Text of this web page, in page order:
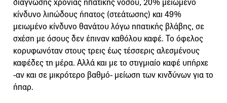
κίνδυνο λιπώδους ήπατος (στεάτωσης) και 49%
μειωμένο κίνδυνο θανάτου λόγω ηπατικής βλάβης, σε
σχέση με όσους δεν έπιναν καθόλου καφέ. Το όφελος
κορυφωνόταν στους τρεις έως τέσσερις αλεσμένους
καφέδες τη μέρα. Αλλά και με το στιγμιαίο καφέ υπήρχε
-αν και σε μικρότερο βαθμό- μείωση των κινδύνων για το
ήπαρ.